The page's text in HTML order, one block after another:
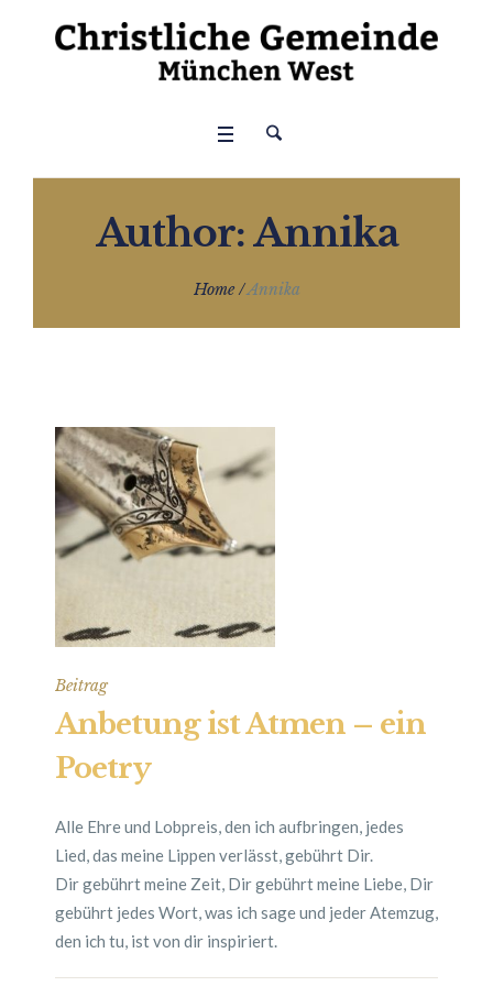
Author:Annika
Home /Annika
Beitrag
Anbetung ist Atmen – ein
Poetry
Alle Ehre und Lobpreis, den ich aufbringen, jedes
Lied, das meine Lippen verlässt, gebührt Dir.
Dir gebührt meine Zeit, Dir gebührt meine Liebe, Dir
gebührt jedes Wort, was ich sage und jeder Atemzug,
den ich tu, ist von dir inspiriert.